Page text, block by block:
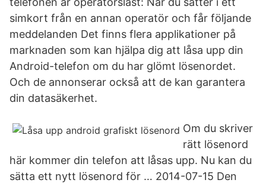
simkort från en annan operatör och får följande
meddelanden Det finns flera applikationer på
marknaden som kan hjälpa dig att låsa upp din
Android-telefon om du har glömt lösenordet.
Och de annonserar också att de kan garantera
din datasäkerhet.
Om du skriver
rätt lösenord
här kommer din telefon att låsas upp. Nu kan du
sätta ett nytt lösenord för … 2014-07-15 Den